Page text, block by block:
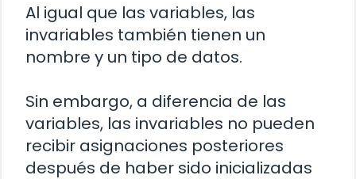
Al igual que las variables, las
invariables también tienen un
nombre y un tipo de datos.
Sin embargo, a diferencia de las
variables, las invariables no pueden
recibir asignaciones posteriores
después de haber sido inicializadas